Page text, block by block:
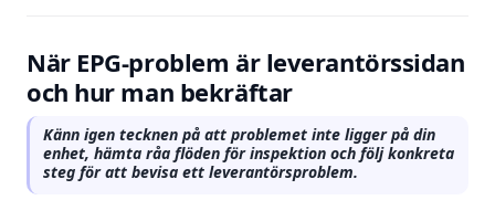
När EPG-problem är leverantörssidan
och hur man bekräftar
Känn igen tecknen på att problemet inte ligger på din
enhet, hämta råa flöden för inspektion och följ konkreta
steg för att bevisa ett leverantörsproblem.